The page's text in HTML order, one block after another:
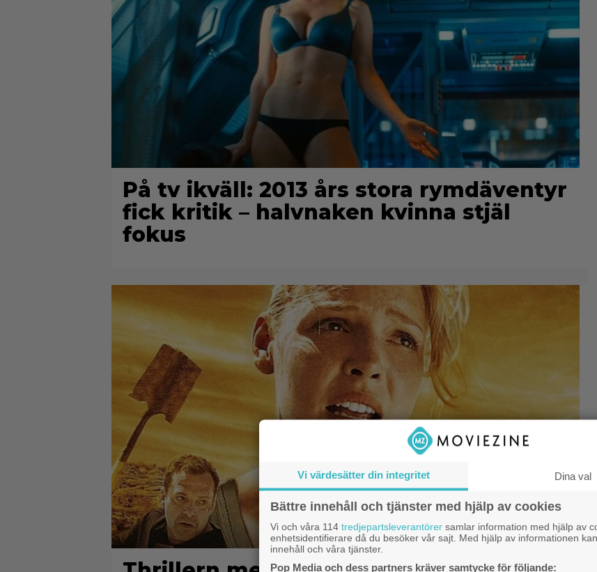
På tv ikväll: 2013 års stora rymdäventyr
fick kritik – halvnaken kvinna stjäl
fokus
Vi värdesätter din integritet Dina val
Bättre innehåll och tjänster med hjälp av cookies
Vi och våra 114 tredjepartsleverantörer samlar information med hjälp av
enhetsidentifierare då du besöker vår sajt. Med hjälp av informationen
innehåll och våra tjänster.
Pop Media och dess partners kräver samtycke för följande: